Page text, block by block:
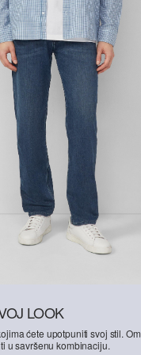
LOOK
ćete upotpuniti svoj stil.
u savršenu kombinaciju.